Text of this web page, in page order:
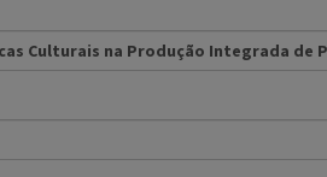
Culturais na Produção Integrada de